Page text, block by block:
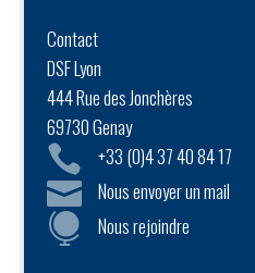
Contact
DSF Lyon
444 Rue des Jonchères
69730 Genay
 +33 (0)4 37 40 84 17
 Nous envoyer un mail
 Nous rejoindre